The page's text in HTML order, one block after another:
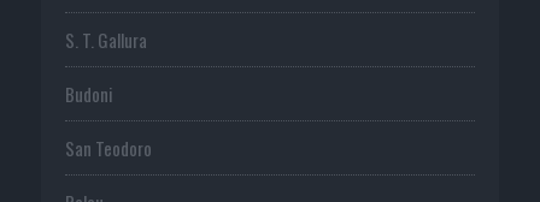
S. T. Gallura
Budoni
San Teodoro